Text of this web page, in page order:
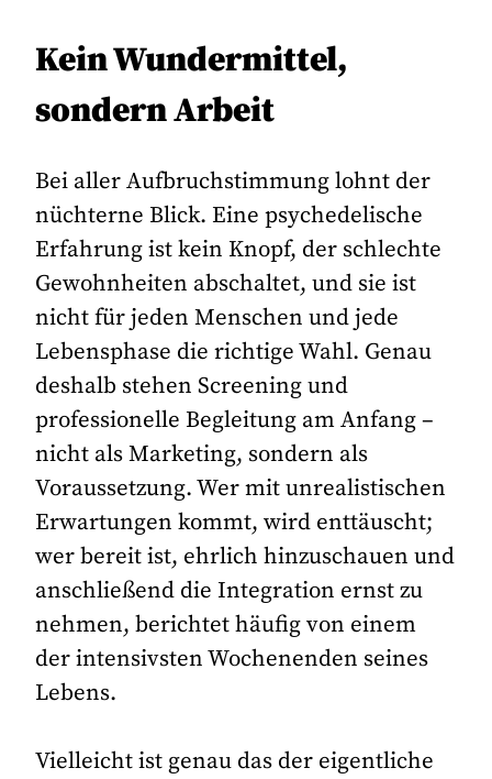
Kein Wundermittel,
sondern Arbeit
Bei aller Aufbruchstimmung lohnt der
nüchterne Blick. Eine psychedelische
Erfahrung ist kein Knopf, der schlechte
Gewohnheiten abschaltet, und sie ist
nicht für jeden Menschen und jede
Lebensphase die richtige Wahl. Genau
deshalb stehen Screening und
professionelle Begleitung am Anfang –
nicht als Marketing, sondern als
Voraussetzung. Wer mit unrealistischen
Erwartungen kommt, wird enttäuscht;
wer bereit ist, ehrlich hinzuschauen und
anschließend die Integration ernst zu
nehmen, berichtet häufig von einem
der intensivsten Wochenenden seines
Lebens.
Vielleicht ist genau das der eigentliche